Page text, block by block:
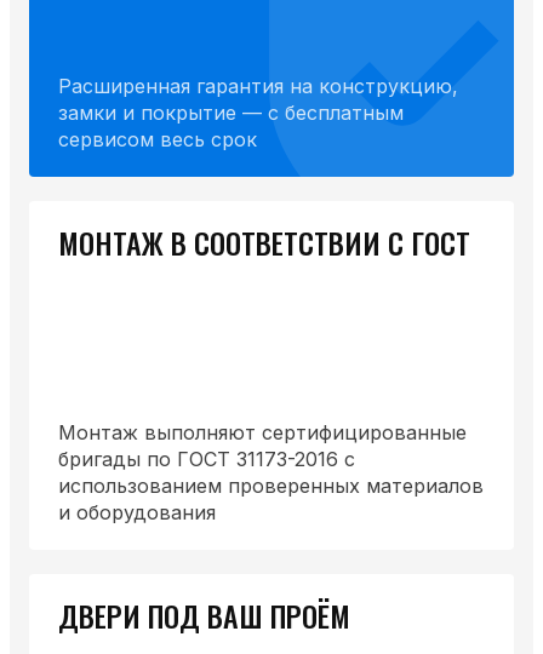
Расширенная гарантия на конструкцию,
замки и покрытие — с бесплатным
сервисом весь срок
МОНТАЖ В СООТВЕТСТВИИ С ГОСТ
Монтаж выполняют сертифицированные
бригады по ГОСТ 31173-2016 с
использованием проверенных материалов
и оборудования
ДВЕРИ ПОД ВАШ ПРОЁМ